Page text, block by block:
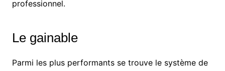
professionnel.
Le gainable
Parmi les plus performants se trouve le système de